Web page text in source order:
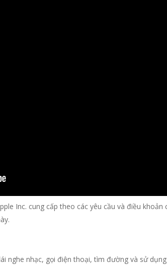
Inc. cung cấp theo các yêu cầu và điều
nghe nhạc, gọi điện thoại, tìm đường và sử